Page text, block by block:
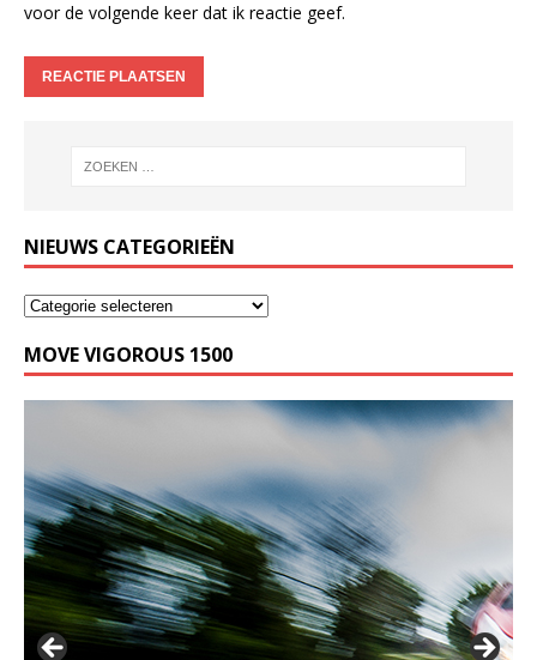
voor de volgende keer dat ik reactie geef.
NIEUWS CATEGORIEËN
MOVE VIGOROUS 1500